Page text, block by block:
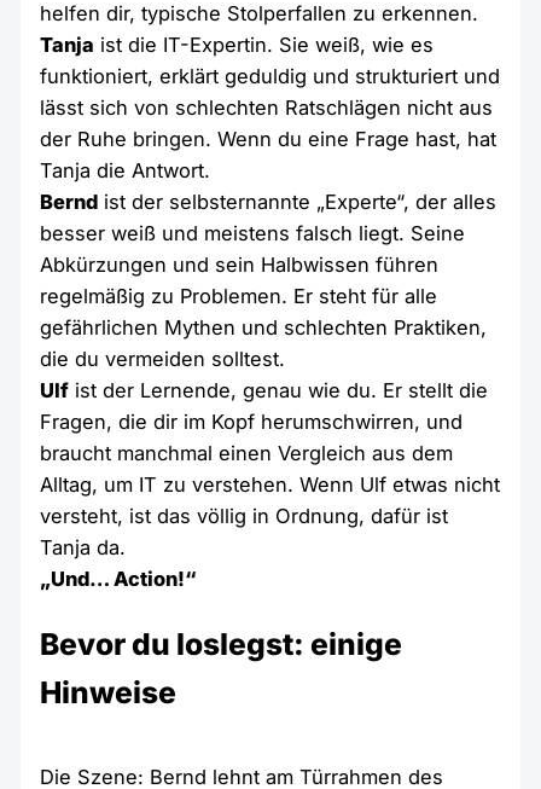
helfen dir, typische Stolperfallen zu erkennen.
Tanja ist die IT-Expertin. Sie weiß, wie es
funktioniert, erklärt geduldig und strukturiert und
lässt sich von schlechten Ratschlägen nicht aus
der Ruhe bringen. Wenn du eine Frage hast, hat
Tanja die Antwort.
Bernd ist der selbsternannte „Experte“, der alles
besser weiß und meistens falsch liegt. Seine
Abkürzungen und sein Halbwissen führen
regelmäßig zu Problemen. Er steht für alle
gefährlichen Mythen und schlechten Praktiken,
die du vermeiden solltest.
Ulf ist der Lernende, genau wie du. Er stellt die
Fragen, die dir im Kopf herumschwirren, und
braucht manchmal einen Vergleich aus dem
Alltag, um IT zu verstehen. Wenn Ulf etwas nicht
versteht, ist das völlig in Ordnung, dafür ist
Tanja da.
„Und… Action!“
Bevor du loslegst: einige
Hinweise
Die Szene: Bernd lehnt am Türrahmen des